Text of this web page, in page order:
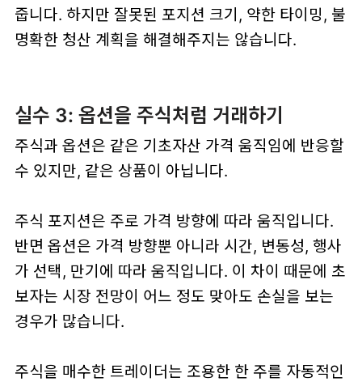
줍니다. 하지만 잘못된 포지션 크기, 약한 타이밍, 불
명확한 청산 계획을 해결해주지는 않습니다.
실수 3: 옵션을 주식처럼 거래하기
주식과 옵션은 같은 기초자산 가격 움직임에 반응할
수 있지만, 같은 상품이 아닙니다.
주식 포지션은 주로 가격 방향에 따라 움직입니다.
반면 옵션은 가격 방향뿐 아니라 시간, 변동성, 행사
가 선택, 만기에 따라 움직입니다. 이 차이 때문에 초
보자는 시장 전망이 어느 정도 맞아도 손실을 보는
경우가 많습니다.
주식을 매수한 트레이더는 조용한 한 주를 자동적인